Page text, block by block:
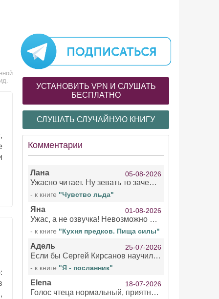
УСТАНОВИТЬ VPN И СЛУШАТЬ
БЕСПЛАТНО
СЛУШАТЬ СЛУЧАЙНУЮ КНИГУ
Комментарии
Лана 05-08-2026
Ужасно читает. Ну зевать то зачем. Уже не говорю, что ударения ставит, как хочет.
- к книге "Чувство льда"
Яна 01-08-2026
Ужас, а не озвучка! Невозможно вникать в смысл текста из за кривляний чтеца
- к книге "Кухня предков. Пища силы"
Адель 25-07-2026
Если бы Сергей Кирсанов научился не сглатывать каждые 1-2 минуты слюну, так что слышно в микрофоне и, что вызывает отвращение, то мелжно было бы слушать.
- к книге "Я - посланник"
Elena 18-07-2026
Голос чтеца нормальный, приятный тембр. Мне очень понравилось озвучивание рассказа. Очень странный отзыв Надежды. Может у неё что-то с нервами?